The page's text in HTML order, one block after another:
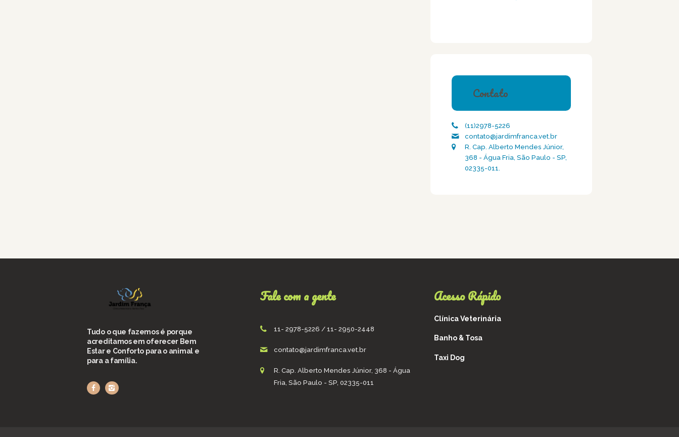
Contato
(11)2978-5226
contato@jardimfranca.vet.br
R. Cap. Alberto Mendes Júnior,
368 - Água Fria, São Paulo - SP,
02335-011.
Tudo o que fazemos é porque
acreditamos em oferecer Bem
Estar e Conforto para o animal e
para a família.
Fale com a gente
11- 2978-5226 / 11- 2950-2448
contato@jardimfranca.vet.br
R. Cap. Alberto Mendes Júnior, 368 - Água
Fria, São Paulo - SP, 02335-011
Acesso Rápido
Clínica Veterinária
Banho & Tosa
Taxi Dog